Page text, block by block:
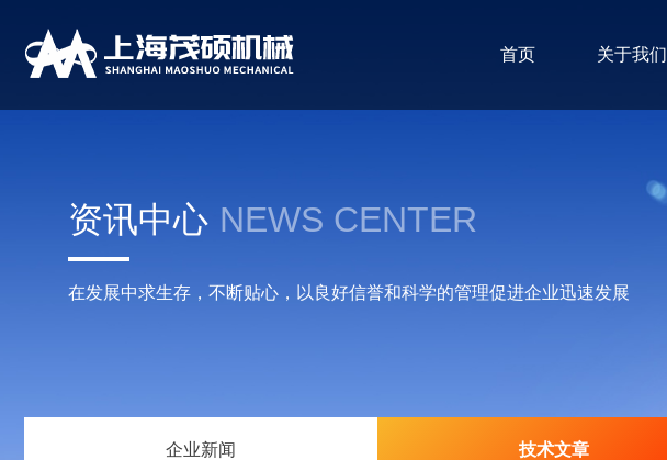
首页 关于我们
资讯中心 NEWS CENTER
在发展中求生存，不断贴心，以良好信誉和科学的管理促进企业迅速发展
企业新闻 技术文章